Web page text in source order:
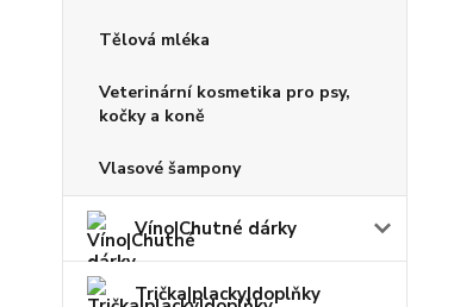
Tělová mléka
Veterinární kosmetika pro psy,
kočky a koně
Vlasové šampony
Víno|Chutné dárky
Trička|placky|doplňky